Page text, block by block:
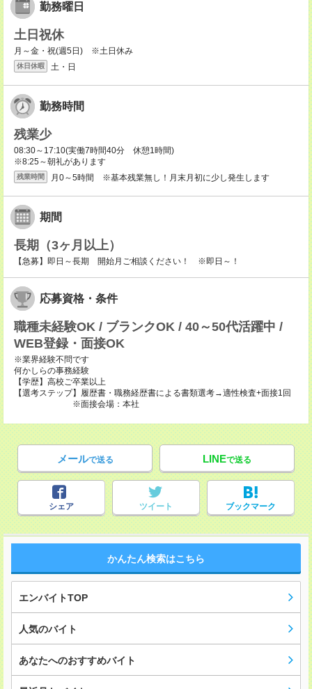
勤務曜日
土日祝休
月～金・祝(週5日) ※土日休み
休日休暇 土・日
勤務時間
残業少
08:30～17:10(実働7時間40分 休憩1時間)
※8:25～朝礼があります
残業時間 月0～5時間 ※基本残業無し！月末月初に少し発生します
期間
長期（3ヶ月以上）
【急募】即日～長期 開始月ご相談ください！ ※即日～！
応募資格・条件
職種未経験OK / ブランクOK / 40～50代活躍中 /
WEB登録・面接OK
※業界経験不問です
何かしらの事務経験
【学歴】高校ご卒業以上
【選考ステップ】履歴書・職務経歴書による書類選考→適性検査+面接1回
※面接会場：本社
メールで送る LINEで送る
シェア ツイート ブックマーク
かんたん検索はこちら
エンバイトTOP
人気のバイト
あなたへのおすすめバイト